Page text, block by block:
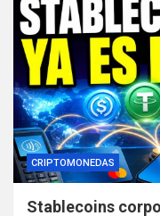
CRIPTOMONEDAS
Stablecoins